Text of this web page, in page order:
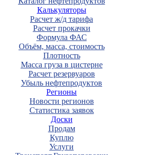
Калькуляторы
Расчет ж/д тарифа
Расчет прокачки
Формула ФАС
Объём, масса, стоимость
Плотность
Масса груза в цистерне
Расчет резервуаров
Убыль нефтепродуктов
Регионы
Новости регионов
Статистика заявок
Доски
Продам
Куплю
Услуги